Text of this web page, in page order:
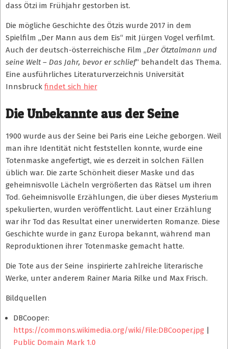
dass Ötzi im Frühjahr gestorben ist.
Die mögliche Geschichte des Ötzis wurde 2017 in dem
Spielfilm „Der Mann aus dem Eis“ mit Jürgen Vogel verfilmt.
Auch der deutsch-österreichische Film „Der Ötztalmann und
seine Welt – Das Jahr, bevor er schlief“ behandelt das Thema.
Eine ausführliches Literaturverzeichnis Universität
Innsbruck findet sich hier
Die Unbekannte aus der Seine
1900 wurde aus der Seine bei Paris eine Leiche geborgen. Weil
man ihre Identität nicht feststellen konnte, wurde eine
Totenmaske angefertigt, wie es derzeit in solchen Fällen
üblich war. Die zarte Schönheit dieser Maske und das
geheimnisvolle Lächeln vergrößerten das Rätsel um ihren
Tod. Geheimnisvolle Erzählungen, die über dieses Mysterium
spekulierten, wurden veröffentlicht. Laut einer Erzählung
war ihr Tod das Resultat einer unerwiderten Romanze. Diese
Geschichte wurde in ganz Europa bekannt, während man
Reproduktionen ihrer Totenmaske gemacht hatte.
Die Tote aus der Seine inspirierte zahlreiche literarische
Werke, unter anderem Rainer Maria Rilke und Max Frisch.
Bildquellen
DBCooper:
https://commons.wikimedia.org/wiki/File:DBCooper.jpg |
Public Domain Mark 1.0